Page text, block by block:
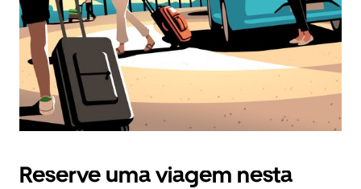
fechar
o
calendário.
Reserve uma viagem nesta